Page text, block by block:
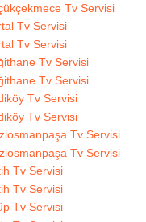
Tv Servisi
Tv Servisi
Tv Servisi
Tv Servisi
Tv Servisi
Tv Servisi
Tv Servisi
Tv Servisi
Tv Servisi
Tv Servisi
Tv Servisi
Tv Servisi